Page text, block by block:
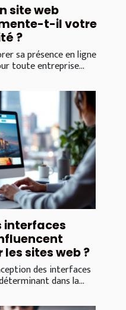
site web
t-il votre
?
sa présence en ligne
toute entreprise...
interfaces
sites web ?
des interfaces
dans la...